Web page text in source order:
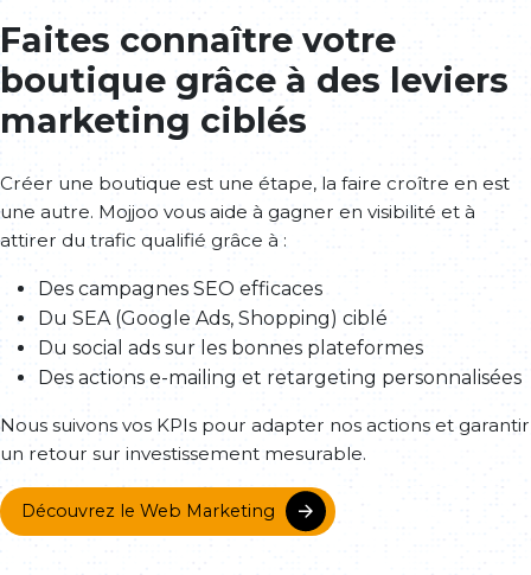
Faites connaître votre
boutique grâce à des leviers
marketing ciblés
Créer une boutique est une étape, la faire croître en est
une autre. Mojjoo vous aide à gagner en visibilité et à
attirer du trafic qualifié grâce à :
Des campagnes SEO efficaces
Du SEA (Google Ads, Shopping) ciblé
Du social ads sur les bonnes plateformes
Des actions e-mailing et retargeting personnalisées
Nous suivons vos KPIs pour adapter nos actions et garantir
un retour sur investissement mesurable.
Découvrez le Web Marketing